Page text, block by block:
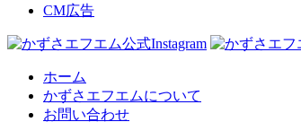
CM広告
ホーム
かずさエフエムについて
お問い合わせ